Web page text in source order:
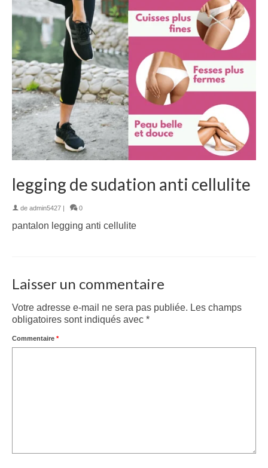
legging de sudation anti cellulite
de admin5427 | 0
pantalon legging anti cellulite
Laisser un commentaire
Votre adresse e-mail ne sera pas publiée. Les champs
obligatoires sont indiqués avec *
Commentaire *